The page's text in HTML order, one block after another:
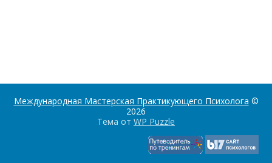
Международная Мастерская Практикующего Психолога ©
2026
Тема от WP Puzzle